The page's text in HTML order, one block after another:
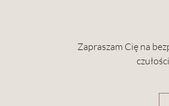
Zapraszam Cię na